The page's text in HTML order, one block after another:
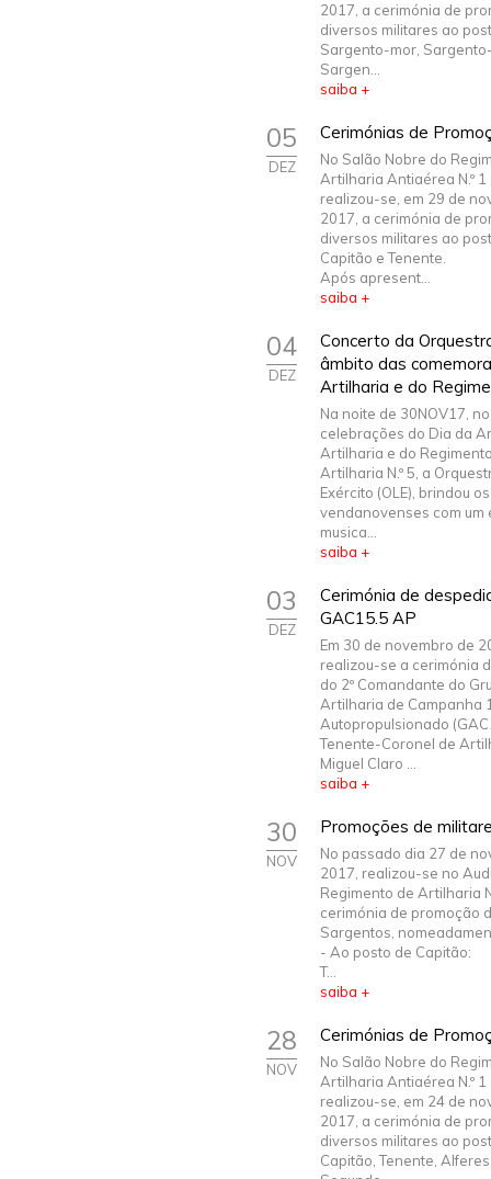
2017, a cerimónia de
diversos militares ao
Sargento-mor,
Sargen...
saiba +
05
DEZ
Cerimónias de
No Salão Nobre do
Artilharia Antiaérea N.º
realizou-se, em 29 de
2017, a cerimónia de
diversos militares ao
Capitão e Tenente.
Após apresent...
saiba +
04
DEZ
Concerto da
âmbito das
Artilharia e do
Na noite de 30NOV17,
celebrações do Dia da
Artilharia e do
Artilharia N.º 5, a
Exército (OLE), brindou os
vendanovenses com um
musica...
saiba +
03
DEZ
Cerimónia de
GAC15.5 AP
Em 30 de novembro de
realizou-se a cerimónia
do 2º Comandante do
Artilharia de Campanha
Autopropulsionado
Tenente-Coronel de
Miguel Claro ...
saiba +
30
NOV
Promoções de
No passado dia 27 de
2017, realizou-se no
Regimento de Artilharia
cerimónia de promoção
Sargentos,
- Ao posto de Capitão:
T...
saiba +
28
NOV
Cerimónias de
No Salão Nobre do
Artilharia Antiaérea N.º
realizou-se, em 24 de
2017, a cerimónia de
diversos militares ao
Capitão, Tenente,